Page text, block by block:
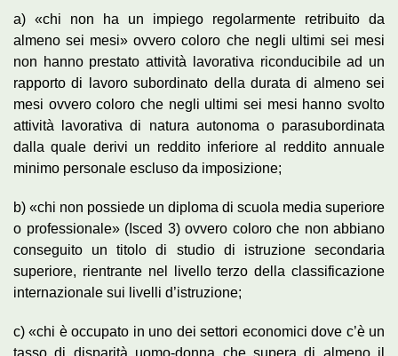
a) «chi non ha un impiego regolarmente retribuito da
almeno sei mesi» ovvero coloro che negli ultimi sei mesi
non hanno prestato attività lavorativa riconducibile ad un
rapporto di lavoro subordinato della durata di almeno sei
mesi ovvero coloro che negli ultimi sei mesi hanno svolto
attività lavorativa di natura autonoma o parasubordinata
dalla quale derivi un reddito inferiore al reddito annuale
minimo personale escluso da imposizione;
b) «chi non possiede un diploma di scuola media superiore
o professionale» (Isced 3) ovvero coloro che non abbiano
conseguito un titolo di studio di istruzione secondaria
superiore, rientrante nel livello terzo della classificazione
internazionale sui livelli d’istruzione;
c) «chi è occupato in uno dei settori economici dove c’è un